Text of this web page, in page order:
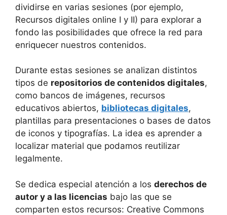
dividirse en varias sesiones (por ejemplo,
Recursos digitales online I y II) para explorar a
fondo las posibilidades que ofrece la red para
enriquecer nuestros contenidos.
Durante estas sesiones se analizan distintos
tipos de repositorios de contenidos digitales,
como bancos de imágenes, recursos
educativos abiertos, bibliotecas digitales,
plantillas para presentaciones o bases de datos
de iconos y tipografías. La idea es aprender a
localizar material que podamos reutilizar
legalmente.
Se dedica especial atención a los derechos de
autor y a las licencias bajo las que se
comparten estos recursos: Creative Commons